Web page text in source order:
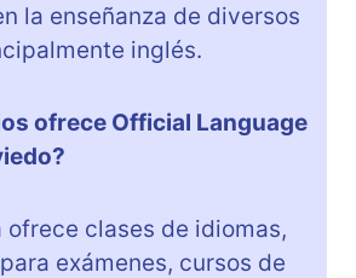
la enseñanza de diversos
inglés.
ofrece Official Language
ofrece clases de idiomas,
exámenes, cursos de